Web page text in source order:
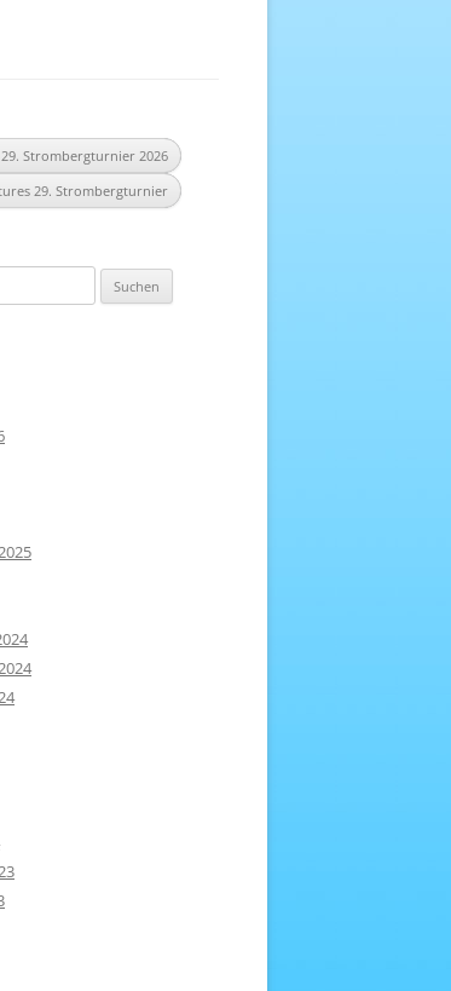
29. Strombergturnier 2026
29. Strombergturnier